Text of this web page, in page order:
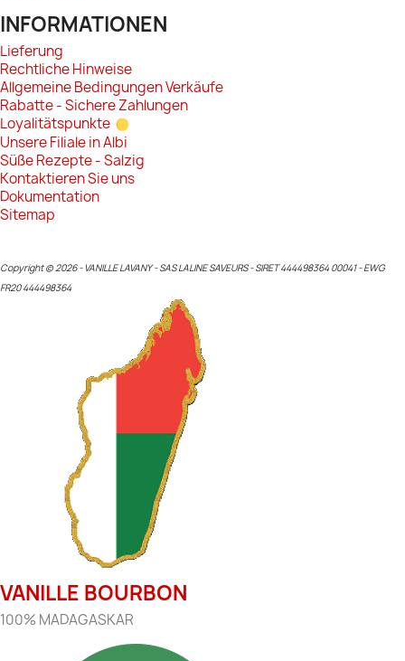
INFORMATIONEN
Lieferung
Rechtliche Hinweise
Allgemeine Bedingungen Verkäufe
Rabatte - Sichere Zahlungen
Loyalitätspunkte
Unsere Filiale in Albi
Süße Rezepte - Salzig
Kontaktieren Sie uns
Dokumentation
Sitemap
Copyright © 2026 - VANILLE LAVANY - SAS LALINE SAVEURS - SIRET 444498364 00041 - EWG
FR20 444498364
VANILLE BOURBON
100% MADAGASKAR